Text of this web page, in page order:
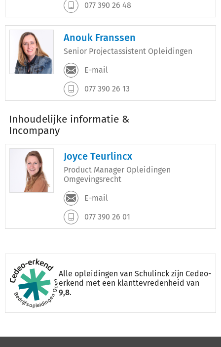
077 390 26 48
Anouk Franssen
Senior Projectassistent Opleidingen
E-mail
077 390 26 13
Inhoudelijke informatie &
Incompany
Joyce Teurlincx
Product Manager Opleidingen
Omgevingsrecht
E-mail
077 390 26 01
Alle opleidingen van Schulinck zijn Cedeo-
erkend met een klanttevredenheid van
9,8.